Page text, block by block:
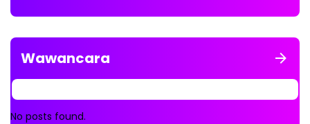
Wawancara
No posts found.